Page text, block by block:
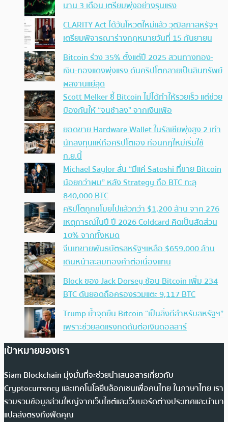
นาน 3 เดือน เตรียมพุ่งอย่างรุนแรง
CLARITY Act ได้วันโหวตใหม่แล้ว วุฒิสภาสหรัฐฯ
เตรียมพิจารณาร่างกฎหมายวันที่ 15 กันยายน
Bitcoin ร่วง 35% ตั้งแต่ปี 2025 สวนทางทอง-
เงิน-ทองแดงพุ่งแรง ดันคริปโตกลายเป็นสินทรัพย์
ผลงานแย่สุด
Scott Melker ชี้ Bitcoin ไม่ได้ทำให้รวยเร็ว แต่ช่วย
ป้องกันให้ “จนช้าลง” จากเงินเฟ้อ
ยอดขาย Hardware Wallet ในรัสเซียพุ่งสูง 2 เท่า
นักลงทุนแห่ถือคริปโตเอง ก่อนกฎใหม่เริ่มใช้
ก.ย.นี้
Michael Saylor ลั่น “มีแค่ Satoshi ที่ขาย Bitcoin
น้อยกว่าผม” หลัง Strategy ถือ BTC ทะลุ
840,000 BTC
คริปโตถูกขโมยไปแล้วกว่า $1,200 ล้าน จาก 276
เหตุการณ์ในปี ปี 2026 Coldcard คิดเป็นสัดส่วน
10% จากทั้งหมด
จีนเทขายพันธบัตรสหรัฐฯเหลือ $659,000 ล้าน
เดินหน้าสะสมทองคำต่อเนื่องแทน
Block ของ Jack Dorsey ช้อน Bitcoin เพิ่ม 234
BTC ดันยอดถือครองรวมแตะ 9,117 BTC
Trump ย้ำจุดยืน Bitcoin “เป็นสิ่งดีสำหรับสหรัฐฯ”
เพราะช่วยลดแรงกดดันต่อเงินดอลลาร์
เป้าหมายของเรา
Siam Blockchain มุ่งมั่นที่จะช่วยนำเสนอสารเกี่ยวกับ
Cryptocurrency และเทคโนโลยีบล็อกเชนเพื่อคนไทย ในภาษาไทย เรา
รวบรวมข้อมูลส่วนใหญ่จากเว็บไซต์และเว็บบอร์ดต่างประเทศและนำมา
แปลส่งตรงถึงฟีดคุณ